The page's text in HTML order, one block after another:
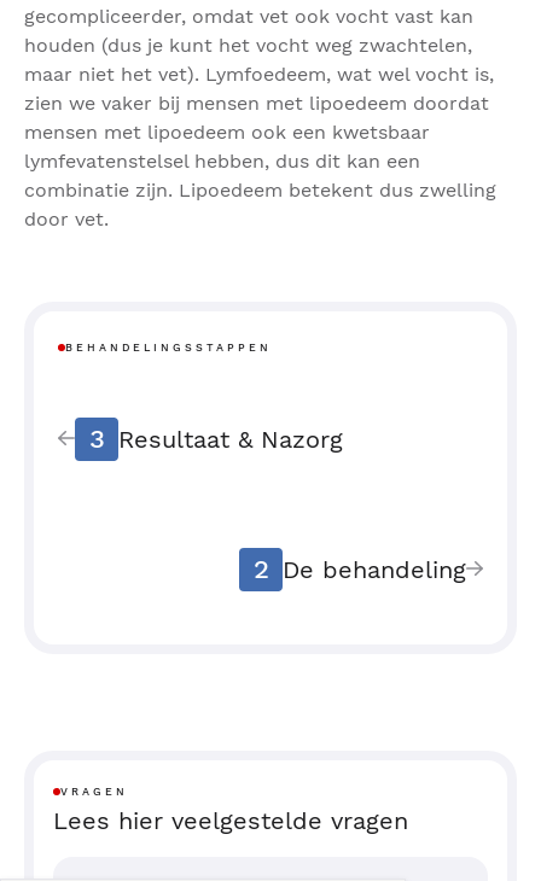
gecompliceerder, omdat vet ook vocht vast kan
houden (dus je kunt het vocht weg zwachtelen,
maar niet het vet). Lymfoedeem, wat wel vocht is,
zien we vaker bij mensen met lipoedeem doordat
mensen met lipoedeem ook een kwetsbaar
lymfevatenstelsel hebben, dus dit kan een
combinatie zijn. Lipoedeem betekent dus zwelling
door vet.
BEHANDELINGSSTAPPEN
3 Resultaat & Nazorg
2 De behandeling
VRAGEN
Lees hier veelgestelde vragen